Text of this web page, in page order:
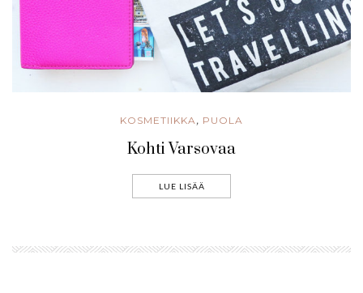
KOSMETIIKKA, PUOLA
Kohti Varsovaa
LUE LISÄÄ